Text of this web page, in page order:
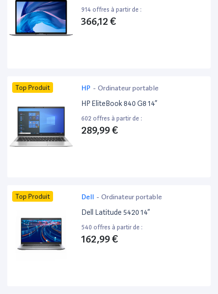
914 offres à partir de :
366,12 €
Top Produit HP - Ordinateur portable
HP EliteBook 840 G8 14”
602 offres à partir de :
289,99 €
Top Produit Dell - Ordinateur portable
Dell Latitude 5420 14”
540 offres à partir de :
162,99 €